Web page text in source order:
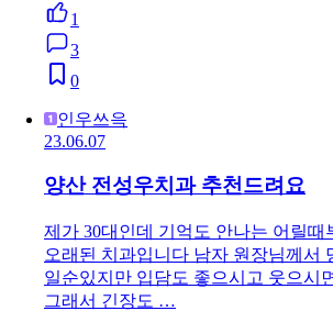
1
3
0
인우쓰윽
23.06.07
양산 전성우치과 추천드려요
제가 30대인데 기억도 안나는 어릴때
오래된 치과입니다 남자 원장님께서
일순있지만 입담도 좋으시고 웃으시
그래서 긴장도 …